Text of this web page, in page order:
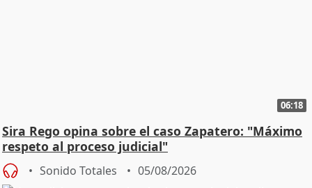
06:18
Sira Rego opina sobre el caso Zapatero: "Máximo
respeto al proceso judicial"
Sonido Totales 05/08/2026